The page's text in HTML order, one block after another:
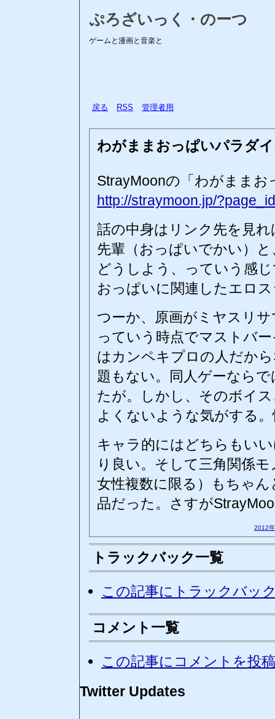
ぷろざいっく・のーつ
ゲームと漫画と音楽と
戻る RSS 管理者用
わがままおっぱいパラダ
StrayMoonの「わがまま
http://straymoon.jp/
話の中身はリンク先を見
先輩（おっぱいでかい）
どうしよう、っていう感
おっぱいに関連したエロ
つーか、原画がミヤスリ
っていう時点でマストバ
はカンペキプロの人だか
題もない。同人ゲーなら
たが。しかし、そのボイ
よくないような気がする
キャラ的にはどちらもい
り良い。そして三角関係
女性複数に限る）もちゃ
品だった。さすが
2012
トラックバック一覧
この記事にトラックバッ
コメント一覧
この記事にコメントを投
Twitter Updates